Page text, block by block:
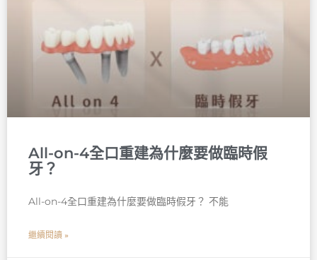
All-on-4全口重建為什麼要做臨時假
牙？
All-on-4全口重建為什麼要做臨時假牙？ 不能
繼續閱讀 »